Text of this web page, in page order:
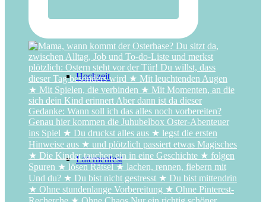
Hochzeit
Laternenfest